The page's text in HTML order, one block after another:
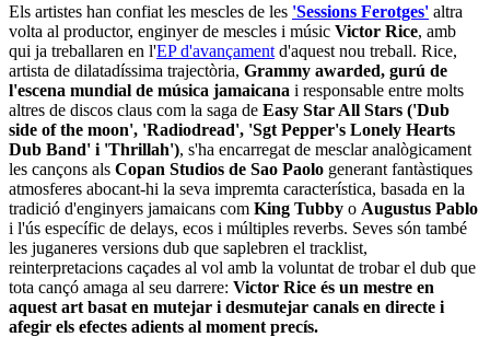
Els artistes han confiat les mescles de les 'Sessions Ferotges' altra
volta al productor, enginyer de mescles i músic Victor Rice, amb
qui ja treballaren en l'EP d'avançament d'aquest nou treball. Rice,
artista de dilatadíssima trajectòria, Grammy awarded, gurú de
l'escena mundial de música jamaicana i responsable entre molts
altres de discos claus com la saga de Easy Star All Stars ('Dub
side of the moon', 'Radiodread', 'Sgt Pepper's Lonely Hearts
Dub Band' i 'Thrillah'), s'ha encarregat de mesclar analògicament
les cançons als Copan Studios de Sao Paolo generant fantàstiques
atmosferes abocant-hi la seva impremta característica, basada en la
tradició d'enginyers jamaicans com King Tubby o Augustus Pablo
i l'ús específic de delays, ecos i múltiples reverbs. Seves són també
les juganeres versions dub que saplebren el tracklist,
reinterpretacions caçades al vol amb la voluntat de trobar el dub que
tota cançó amaga al seu darrere: Victor Rice és un mestre en
aquest art basat en mutejar i desmutejar canals en directe i
afegir els efectes adients al moment precís.